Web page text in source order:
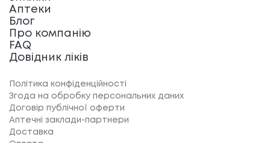
Аптеки
Блог
Про компанію
FAQ
Довідник ліків
Політика конфіденційності
Згода на обробку персональних даних
Договір публічної оферти
Аптечні заклади-партнери
Доставка